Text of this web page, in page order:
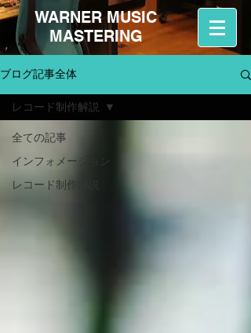
WARNER MUSIC
MASTERING
ブログ記事全体
全ての記事
インフォメーション
レコード制作解説
レコード制作解説